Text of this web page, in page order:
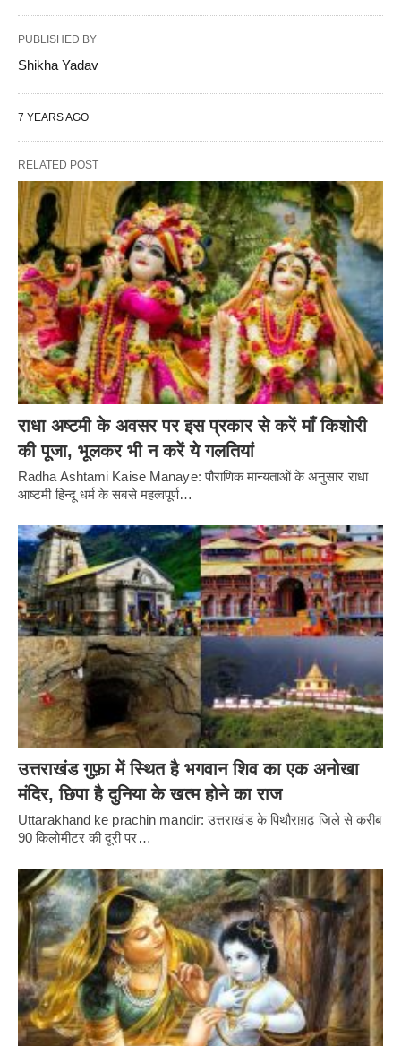
PUBLISHED BY
Shikha Yadav
7 YEARS AGO
RELATED POST
राधा अष्टमी के अवसर पर इस प्रकार से करें माँ किशोरी
की पूजा, भूलकर भी न करें ये गलतियां
Radha Ashtami Kaise Manaye: पौराणिक मान्यताओं के अनुसार राधा
आष्टमी हिन्दू धर्म के सबसे महत्वपूर्ण…
उत्तराखंड गुफ़ा में स्थित है भगवान शिव का एक अनोखा
मंदिर, छिपा है दुनिया के खत्म होने का राज
Uttarakhand ke prachin mandir: उत्तराखंड के पिथौराग़ढ़ जिले से करीब
90 किलोमीटर की दूरी पर…